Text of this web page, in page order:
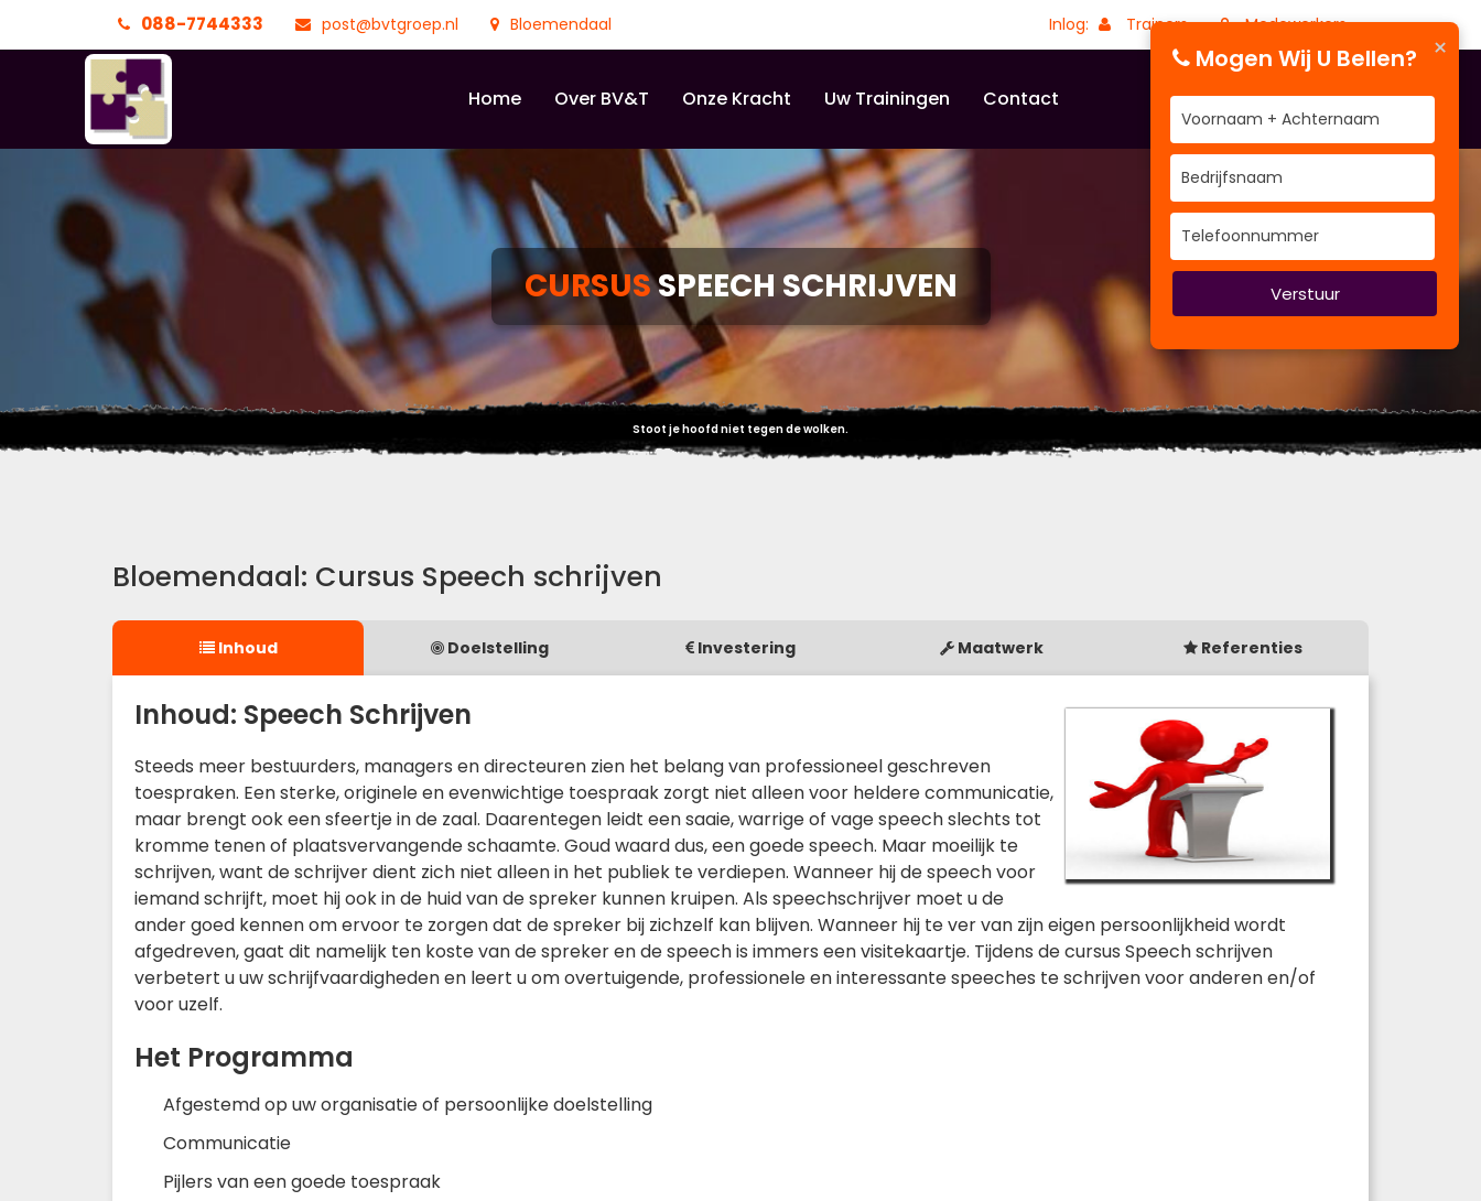
088-7744333 post@bvtgroep.nl Bloemendaal Inlog: Trainers Medewerkers
Home Over BV&T Onze Kracht Uw Trainingen Contact
CURSUSSPEECH SCHRIJVEN
Stoot je hoofd niet tegen de wolken.
Bloemendaal: Cursus Speech schrijven
Inhoud Doelstelling Investering Maatwerk Referenties
Inhoud: Speech Schrijven
Steeds meer bestuurders, managers en directeuren zien het belang van professioneel geschreven
toespraken. Een sterke, originele en evenwichtige toespraak zorgt niet alleen voor heldere communicatie,
maar brengt ook een sfeertje in de zaal. Daarentegen leidt een saaie, warrige of vage speech slechts tot
kromme tenen of plaatsvervangende schaamte. Goud waard dus, een goede speech. Maar moeilijk te
schrijven, want de schrijver dient zich niet alleen in het publiek te verdiepen. Wanneer hij de speech voor
iemand schrijft, moet hij ook in de huid van de spreker kunnen kruipen. Als speechschrijver moet u de
ander goed kennen om ervoor te zorgen dat de spreker bij zichzelf kan blijven. Wanneer hij te ver van zijn eigen persoonlijkheid wordt
afgedreven, gaat dit namelijk ten koste van de spreker en de speech is immers een visitekaartje. Tijdens de cursus Speech schrijven
verbetert u uw schrijfvaardigheden en leert u om overtuigende, professionele en interessante speeches te schrijven voor anderen en/of
voor uzelf.
Het Programma
Afgestemd op uw organisatie of persoonlijke doelstelling
Communicatie
Pijlers van een goede toespraak
×
Mogen Wij U Bellen?
Verstuur